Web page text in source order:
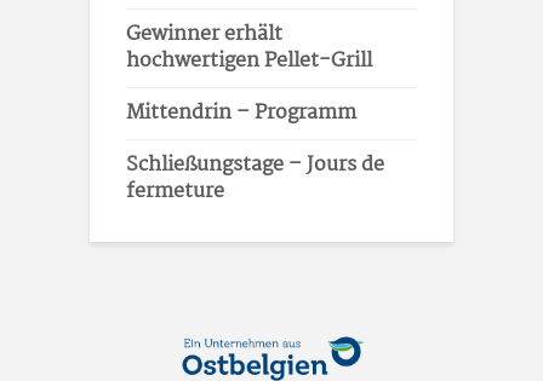
Gewinner erhält
hochwertigen Pellet-Grill
Mittendrin – Programm
Schließungstage – Jours de
fermeture